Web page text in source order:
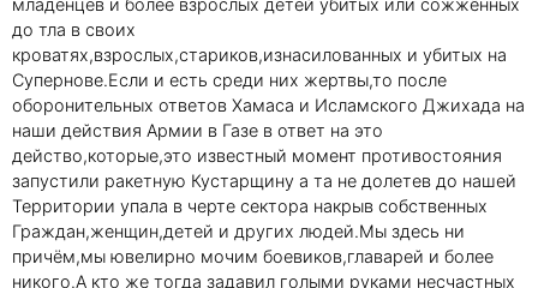
до тла в своих
кроватях,взрослых,стариков,изнасилованных и убитых на
Супернове.Если и есть среди них жертвы,то после
оборонительных ответов Хамаса и Исламского Джихада на
наши действия Армии в Газе в ответ на это
действо,которые,это известный момент противостояния
запустили ракетную Кустарщину а та не долетев до нашей
Территории упала в черте сектора накрыв собственных
Граждан,женщин,детей и других людей.Мы здесь ни
причём,мы ювелирно мочим боевиков,главарей и более
никого.А кто же тогда задавил голыми руками несчастных